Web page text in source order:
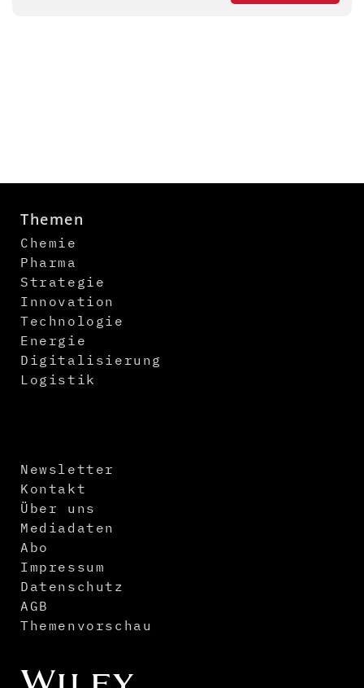
Themen
Chemie
Pharma
Strategie
Innovation
Technologie
Energie
Digitalisierung
Logistik
Newsletter
Kontakt
Über uns
Mediadaten
Abo
Impressum
Datenschutz
AGB
Themenvorschau